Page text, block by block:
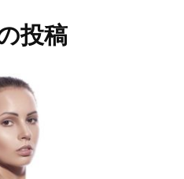
投稿